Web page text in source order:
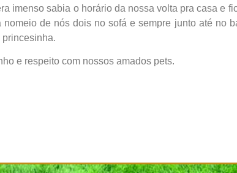
imenso sabia o horário da nossa volta pra casa e
de nós dois no sofá e sempre junto até no
princesinha.
e respeito com nossos amados pets.